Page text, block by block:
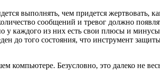
выполнять, чем придется жертвовать,
сообщений и тревог должно
у каждого из них есть свои плюсы и
до того состояния, что инструмент
компьютере. Безусловно, это далеко не